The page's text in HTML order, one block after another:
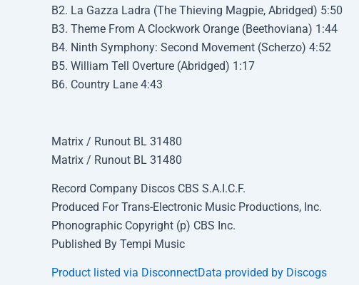
B2. La Gazza Ladra (The Thieving Magpie, Abridged) 5:50
B3. Theme From A Clockwork Orange (Beethoviana) 1:44
B4. Ninth Symphony: Second Movement (Scherzo) 4:52
B5. William Tell Overture (Abridged) 1:17
B6. Country Lane 4:43
Matrix / Runout BL 31480
Matrix / Runout BL 31480
Record Company Discos CBS S.A.I.C.F.
Produced For Trans-Electronic Music Productions, Inc.
Phonographic Copyright (p) CBS Inc.
Published By Tempi Music
Product listed via DisconnectData provided by Discogs